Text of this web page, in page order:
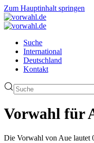
Zum Hauptinhalt springen
Suche
International
Deutschland
Kontakt
Vorwahl für
Die Vorwahl von Aue lautet